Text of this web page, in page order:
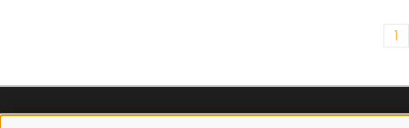
1